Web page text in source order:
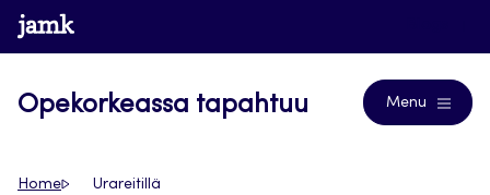
Siirry
suoraan
www.jamk.fi
Opekorkeassa tapahtuu Menu
Home Urareitillä